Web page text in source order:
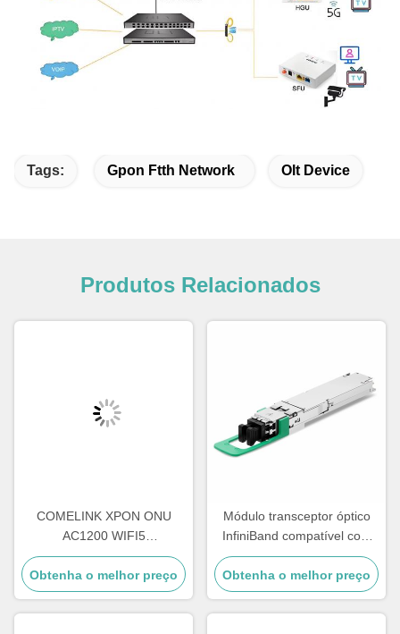
Tags: Gpon Ftth Network Olt Device
Produtos Relacionados
COMELINK XPON ONU
AC1200 WIFI5
4GE+1POTS+WIFI
2.4G&5.8G Wireless Onu
Obtenha o melhor preço
Módulo transceptor óptico
InfiniBand compatível com
Comelink 1.6T 2 X FR4
OSFP Flat Top PAM4
1310nm 2km Duplex
LC/UPC SMF
Obtenha o melhor preço